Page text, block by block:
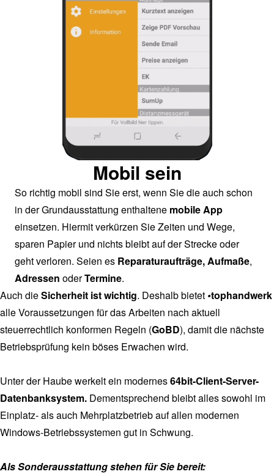
Mobil sein
So richtig mobil sind Sie erst, wenn Sie die auch schon
in der Grundausstattung enthaltene mobile App
einsetzen. Hiermit verkürzen Sie Zeiten und Wege,
sparen Papier und nichts bleibt auf der Strecke oder
geht verloren. Seien es Reparaturaufträge, Aufmaße,
Adressen oderTermine.
Auch dieSicherheit ist wichtig. Deshalb bietet •tophandwerk
alle Voraussetzungen für das Arbeiten nach aktuell
steuerrechtlich konformen Regeln (GoBD), damit die nächste
Betriebsprüfung kein böses Erwachen wird.
Unter der Haube werkelt ein modernes64bit-Client-Server-
Datenbanksystem. Dementsprechend bleibt alles sowohl im
Einplatz- als auch Mehrplatzbetrieb auf allen modernen
Windows-Betriebssystemen gut in Schwung.
Als Sonderausstattung stehen für Sie bereit: